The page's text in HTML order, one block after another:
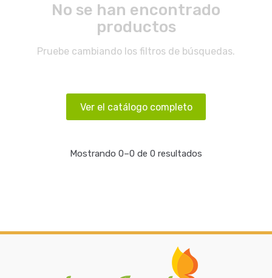
No se han encontrado
productos
Pruebe cambiando los filtros de búsquedas.
Ver el catálogo completo
Mostrando 0–0 de 0 resultados